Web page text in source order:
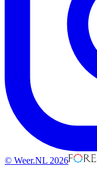
© Weer.NL 2026